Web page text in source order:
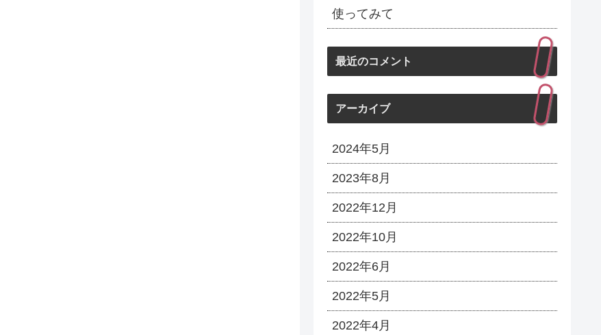
使ってみて
最近のコメント
アーカイブ
2024年5月
2023年8月
2022年12月
2022年10月
2022年6月
2022年5月
2022年4月